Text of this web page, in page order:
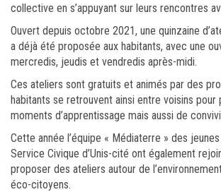
collective en s’appuyant sur leurs rencontres
Ouvert depuis octobre 2021, une quinzaine
a déjà été proposée aux habitants, avec une
mercredis, jeudis et vendredis après-midi.
Ces ateliers sont gratuits et animés par des
habitants se retrouvent ainsi entre voisins pour
moments d’apprentissage mais aussi de
Cette année l’équipe « Médiaterre » des
Service Civique d’Unis-cité ont également
proposer des ateliers autour de
éco-citoyens.